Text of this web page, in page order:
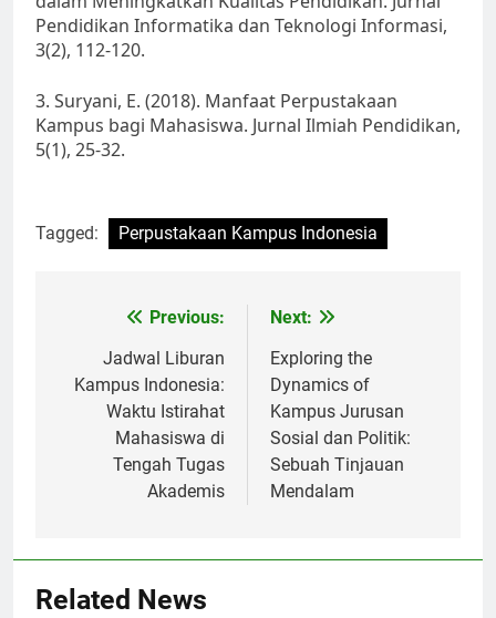
Pendidikan Informatika dan Teknologi Informasi,
3(2), 112-120.
3. Suryani, E. (2018). Manfaat Perpustakaan
Kampus bagi Mahasiswa. Jurnal Ilmiah Pendidikan,
5(1), 25-32.
Tagged: Perpustakaan Kampus Indonesia
navigation
Previous:
Jadwal Liburan
Kampus Indonesia:
Waktu Istirahat
Mahasiswa di
Tengah Tugas
Akademis
Next:
Exploring the
Dynamics of
Kampus Jurusan
Sosial dan Politik:
Sebuah Tinjauan
Mendalam
Related News